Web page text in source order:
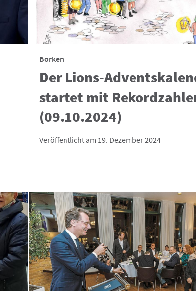
Borken
Der Lions-
startet mit
(09.10.2024)
Veröffentlicht am 19. Dezember 2024